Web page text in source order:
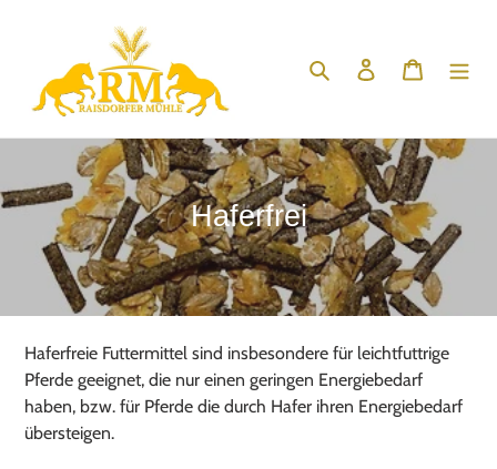
Suchen Einloggen
K
a
t
e
g
o
Haferfrei
Haferfreie Futtermittel sind insbesondere für leichtfuttrige
Pferde geeignet, die nur einen geringen Energiebedarf
haben, bzw. für Pferde die durch Hafer ihren Energiebedarf
übersteigen.